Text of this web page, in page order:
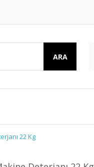
ARA
22 Kg